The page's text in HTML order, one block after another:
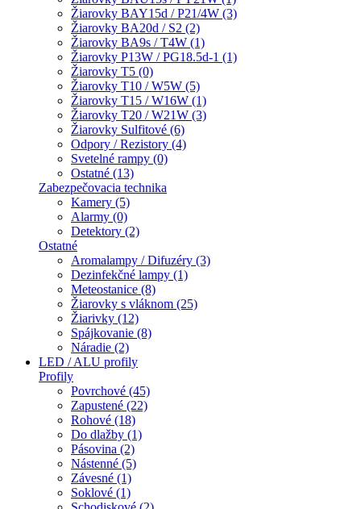
Žiarovky BAY15d / P21/4W (3)
Žiarovky BA20d / S2 (2)
Žiarovky BA9s / T4W (1)
Žiarovky P13W / PG18.5d-1 (1)
Žiarovky T5 (0)
Žiarovky T10 / W5W (5)
Žiarovky T15 / W16W (1)
Žiarovky T20 / W21W (3)
Žiarovky Sulfitové (6)
Odpory / Rezistory (4)
Svetelné rampy (0)
Ostatné (13)
Zabezpečovacia technika
Kamery (5)
Alarmy (0)
Detektory (2)
Ostatné
Aromalampy / Difuzéry (3)
Dezinfekčné lampy (1)
Meteostanice (8)
Žiarovky s vláknom (25)
Žiarivky (12)
Spájkovanie (8)
Náradie (2)
LED / ALU profily
Profily
Povrchové (45)
Zapustené (22)
Rohové (18)
Do dlažby (1)
Pásovina (2)
Nástenné (5)
Závesné (1)
Soklové (1)